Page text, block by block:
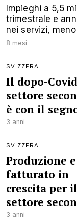
Impieghi a 5,5
trimestrale e
nei servizi,
8 mesi
SVIZZERA
Il dopo-
settore
è con il
3 anni
SVIZZERA
Produzione e
fatturato in
crescita per il
settore
3 anni